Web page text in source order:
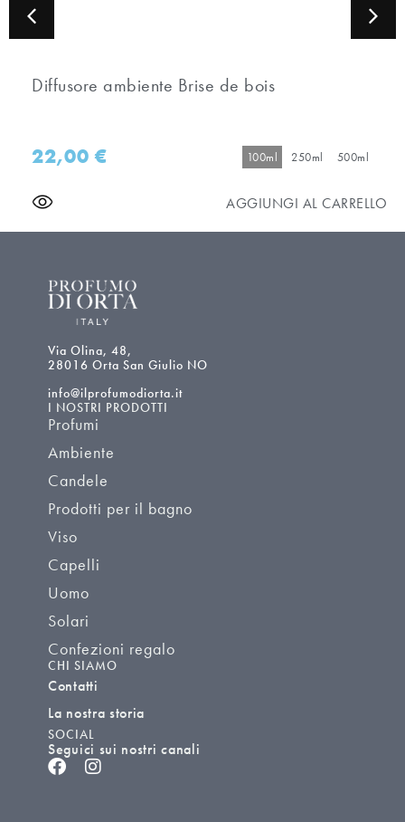
Diffusore ambiente Brise de bois
22,00€ 100ml 250ml 500ml
AGGIUNGI AL CARRELLO
Via Olina, 48,
28016 Orta San Giulio NO
info@ilprofumodiorta.it
I NOSTRI PRODOTTI
Profumi
Ambiente
Candele
Prodotti per il bagno
Viso
Capelli
Uomo
Solari
Confezioni regalo
CHI SIAMO
Contatti
La nostra storia
SOCIAL
Seguici sui nostri canali